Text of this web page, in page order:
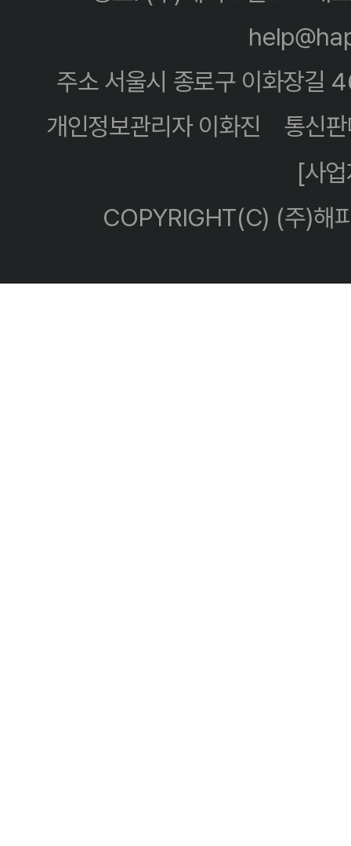
주소 서울시 종로구 이화장길
개인정보관리자 이화진
통신
[사
COPYRIGHT(C) (주)해